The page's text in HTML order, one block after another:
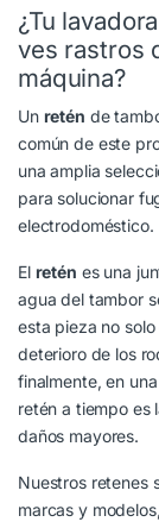
¿Tu
ves rastros
máquina?
Un retén de
común de este
una amplia
para solucionar
electrodoméstico.
El retén es una
agua del tambor
esta pieza no
deterioro de los
finalmente, en
retén a tiempo es
daños mayores.
Nuestros retenes
marcas y